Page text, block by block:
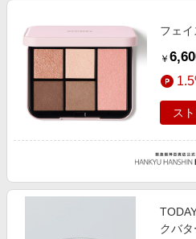
生活・お役立ち
金融・マネー・保険
デジタルコンテンツ
とことん買い物チャレンジ
Apple公式サイト×楽天カード分割払
Qoo10メガポ
Samsung ボーナスキャンペーン
週末の高還元 夏の長期版
フェ
￥
ス
クバタ